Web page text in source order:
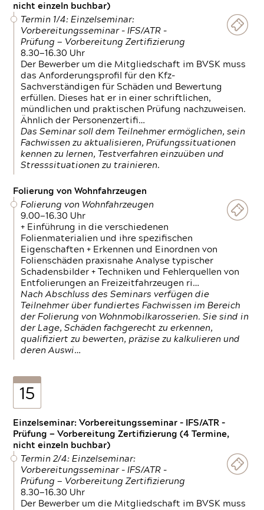
nicht einzeln buchbar)
Termin 1/4: Einzelseminar:
Vorbereitungsseminar - IFS/ATR -
Prüfung — Vorbereitung Zertifizierung
8.30—16.30 Uhr
Der Bewerber um die Mitgliedschaft im BVSK muss
das Anforderungsprofil für den Kfz-
Sachverständigen für Schäden und Bewertung
erfüllen. Dieses hat er in einer schriftlichen,
mündlichen und praktischen Prüfung nachzuweisen.
Ähnlich der Personenzertifi…
Das Seminar soll dem Teilnehmer ermöglichen, sein
Fachwissen zu aktualisieren, Prüfungssituationen
kennen zu lernen, Testverfahren einzuüben und
Stresssituationen zu trainieren.
Folierung von Wohnfahrzeugen
Folierung von Wohnfahrzeugen
9.00—16.30 Uhr
+ Einführung in die verschiedenen
Folienmaterialien und ihre spezifischen
Eigenschaften + Erkennen und Einordnen von
Folienschäden praxisnahe Analyse typischer
Schadensbilder + Techniken und Fehlerquellen von
Entfolierungen an Freizeitfahrzeugen ri…
Nach Abschluss des Seminars verfügen die
Teilnehmer über fundiertes Fachwissen im Bereich
der Folierung von Wohnmobilkarosserien. Sie sind in
der Lage, Schäden fachgerecht zu erkennen,
qualifiziert zu bewerten, präzise zu kalkulieren und
deren Auswi…
15
Einzelseminar: Vorbereitungsseminar - IFS/ATR -
Prüfung — Vorbereitung Zertifizierung (4 Termine,
nicht einzeln buchbar)
Termin 2/4: Einzelseminar:
Vorbereitungsseminar - IFS/ATR -
Prüfung — Vorbereitung Zertifizierung
8.30—16.30 Uhr
Der Bewerber um die Mitgliedschaft im BVSK muss